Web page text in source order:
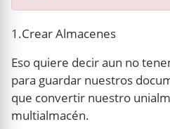
1.Crear Almacenes
Eso quiere decir aun no
para guardar nuestros
que convertir nuestro
multialmacén.